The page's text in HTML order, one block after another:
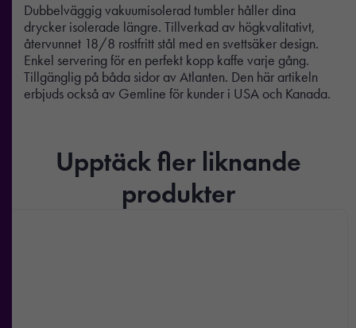
Dubbelväggig vakuumisolerad tumbler håller dina
drycker isolerade längre. Tillverkad av högkvalitativt,
återvunnet 18/8 rostfritt stål med en svettsäker design.
Enkel servering för en perfekt kopp kaffe varje gång.
Tillgänglig på båda sidor av Atlanten. Den här artikeln
erbjuds också av Gemline för kunder i USA och Kanada.
Upptäck fler liknande
produkter